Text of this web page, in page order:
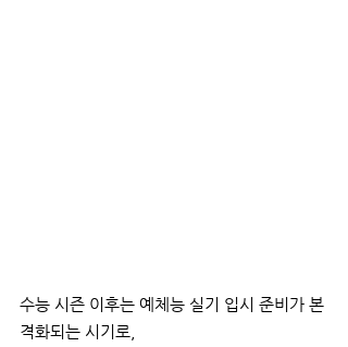
수능 시즌 이후는 예체능 실기 입시 준비가 본
격화되는 시기로,